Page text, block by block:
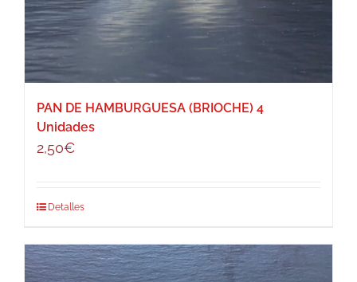
PAN DE HAMBURGUESA (BRIOCHE) 4
Unidades
2,50€
Detalles